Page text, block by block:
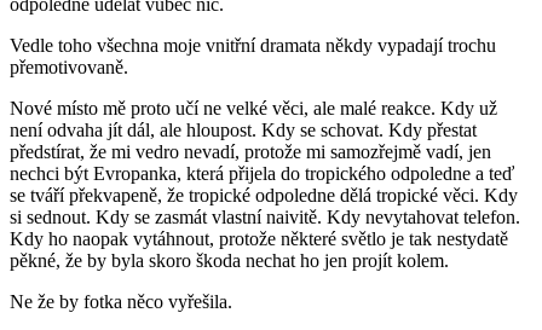
Vedle toho všechna moje vnitřní dramata někdy vypadají trochu
přemotivovaně.
Nové místo mě proto učí ne velké věci, ale malé reakce. Kdy už
není odvaha jít dál, ale hloupost. Kdy se schovat. Kdy přestat
předstírat, že mi vedro nevadí, protože mi samozřejmě vadí, jen
nechci být Evropanka, která přijela do tropického odpoledne a teď
se tváří překvapeně, že tropické odpoledne dělá tropické věci. Kdy
si sednout. Kdy se zasmát vlastní naivitě. Kdy nevytahovat telefon.
Kdy ho naopak vytáhnout, protože některé světlo je tak nestydatě
pěkné, že by byla skoro škoda nechat ho jen projít kolem.
Ne že by fotka něco vyřešila.